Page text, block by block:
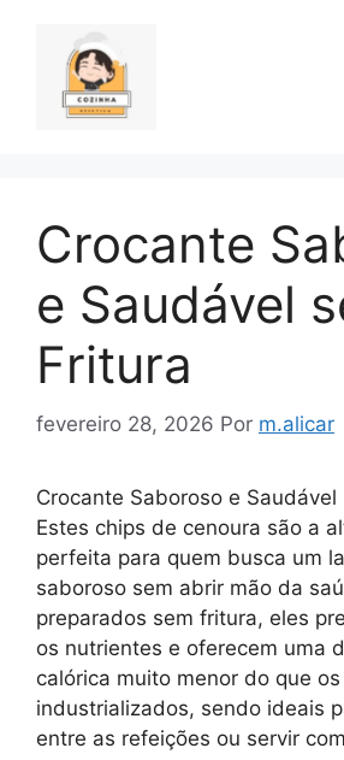
conteúdo
Crocante
e Saudável
Fritura
fevereiro 28, 2026 Por m.alicar
Crocante Saboroso e Saudável
Estes chips de cenoura são a
perfeita para quem busca um
saboroso sem abrir mão da
preparados sem fritura, eles
os nutrientes e oferecem uma
calórica muito menor do que
industrializados, sendo ideais
entre as refeições ou servir